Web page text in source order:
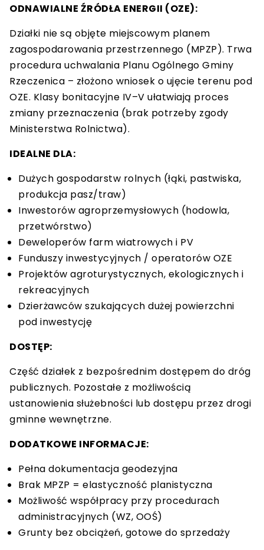
ODNAWIALNE ŹRÓDŁA ENERGII (OZE):
Działki nie są objęte miejscowym planem
zagospodarowania przestrzennego (MPZP). Trwa
procedura uchwalania Planu Ogólnego Gminy
Rzeczenica – złożono wniosek o ujęcie terenu pod
OZE. Klasy bonitacyjne IV–V ułatwiają proces
zmiany przeznaczenia (brak potrzeby zgody
Ministerstwa Rolnictwa).
IDEALNE DLA:
Dużych gospodarstw rolnych (łąki, pastwiska,
produkcja pasz/traw)
Inwestorów agroprzemysłowych (hodowla,
przetwórstwo)
Deweloperów farm wiatrowych i PV
Funduszy inwestycyjnych / operatorów OZE
Projektów agroturystycznych, ekologicznych i
rekreacyjnych
Dzierżawców szukających dużej powierzchni
pod inwestycję
DOSTĘP:
Część działek z bezpośrednim dostępem do dróg
publicznych. Pozostałe z możliwością
ustanowienia służebności lub dostępu przez drogi
gminne wewnętrzne.
DODATKOWE INFORMACJE:
Pełna dokumentacja geodezyjna
Brak MPZP = elastyczność planistyczna
Możliwość współpracy przy procedurach
administracyjnych (WZ, OOŚ)
Grunty bez obciążeń, gotowe do sprzedaży